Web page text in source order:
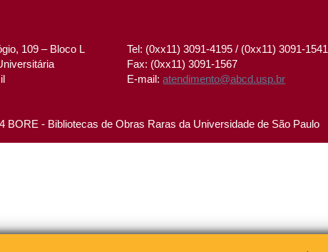
109 – Bloco L
Tel: (0xx11) 3091-4195 / (0xx11) 3091-1541
Fax: (0xx11) 3091-1567
E-mail:atendimento@abcd.usp.br
BORE - Bibliotecas de Obras Raras da Universidade de São Paulo